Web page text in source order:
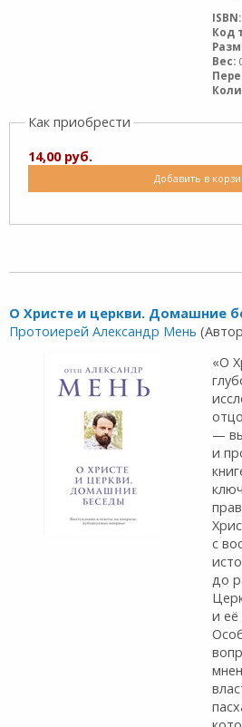
ISBN:
Код
Вес:
Как приобрести
14,00 руб.
Добавить в
О Христе и церкви. Домашние
Протоиерей Александр Мень
«О
—
и
с
до
и её